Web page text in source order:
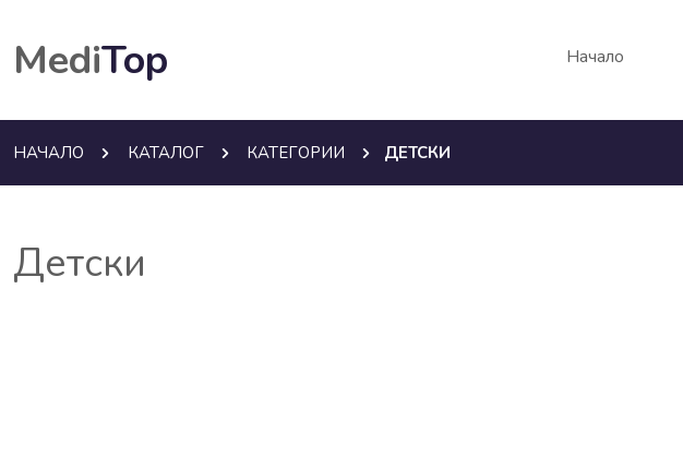
MediTop Начало
НАЧАЛО КАТАЛОГ КАТЕГОРИИ ДЕТСКИ
Детски